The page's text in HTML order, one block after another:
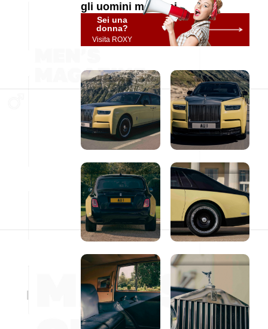
gli uomini moderni
Sei una
donna?
Visita ROXY